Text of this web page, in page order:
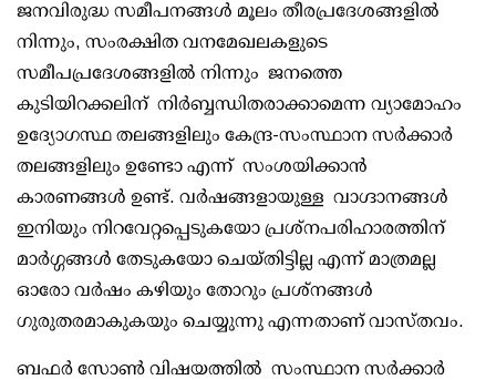
ജനവിരുദ്ധ സമീപനങ്ങൾ മൂലം തീരപ്രദേശങ്ങളിൽ
നിന്നും, സംരക്ഷിത വനമേഖലകളുടെ
സമീപപ്രദേശങ്ങളിൽ നിന്നും ജനത്തെ
കുടിയിറക്കലിന് നിർബ്ബന്ധിതരാക്കാമെന്ന വ്യാമോഹം
ഉദ്യോഗസ്ഥ തലങ്ങളിലും കേന്ദ്ര-സംസ്ഥാന സർക്കാർ
തലങ്ങളിലും ഉണ്ടോ എന്ന് സംശയിക്കാൻ
കാരണങ്ങൾ ഉണ്ട്. വർഷങ്ങളായുള്ള വാഗ്ദാനങ്ങൾ
ഇനിയും നിറവേറ്റപ്പെടുകയോ പ്രശ്നപരിഹാരത്തിന്
മാർഗ്ഗങ്ങൾ തേടുകയോ ചെയ്തിട്ടില്ല എന്ന് മാത്രമല്ല
ഓരോ വർഷം കഴിയും തോറും പ്രശ്നങ്ങൾ
ഗുരുതരമാകുകയും ചെയ്യുന്നു എന്നതാണ് വാസ്തവം.
ബഫർ സോൺ വിഷയത്തിൽ സംസ്ഥാന സർക്കാർ